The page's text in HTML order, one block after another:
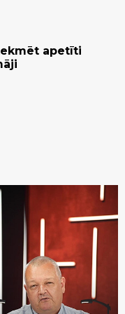
apetīti